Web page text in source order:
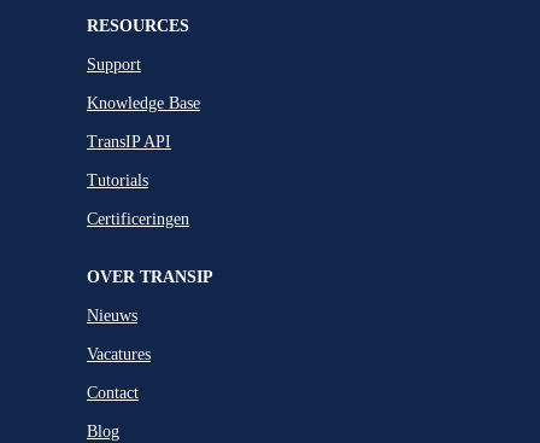
RESOURCES
Support
Knowledge Base
TransIP API
Tutorials
Certificeringen
OVER TRANSIP
Nieuws
Vacatures
Contact
Blog